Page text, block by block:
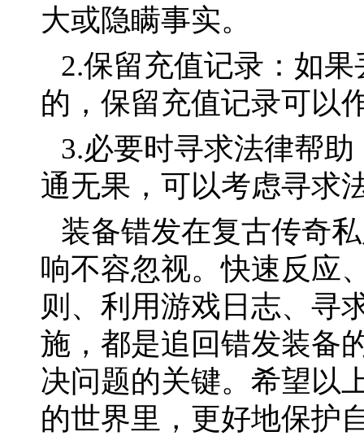
大或隐瞒事实。
2.保留充值记录：如
的，保留充值记录可以
3.必要时寻求法律帮
通无果，可以考虑寻求
装备错发在复古传奇
响不容忽视。快速反应
则、利用游戏日志、寻
施，都是追回错发装备
决问题的关键。希望以
的世界里，更好地保护